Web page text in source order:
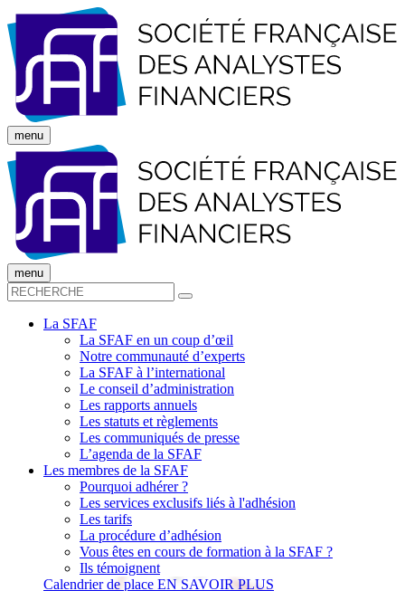
menu
menu
La SFAF
La SFAF en un coup d’œil
Notre communauté d’experts
La SFAF à l’international
Le conseil d’administration
Les rapports annuels
Les statuts et règlements
Les communiqués de presse
L’agenda de la SFAF
Les membres de la SFAF
Pourquoi adhérer ?
Les services exclusifs liés à l'adhésion
Les tarifs
La procédure d’adhésion
Vous êtes en cours de formation à la SFAF ?
Ils témoignent
Calendrier de place EN SAVOIR PLUS